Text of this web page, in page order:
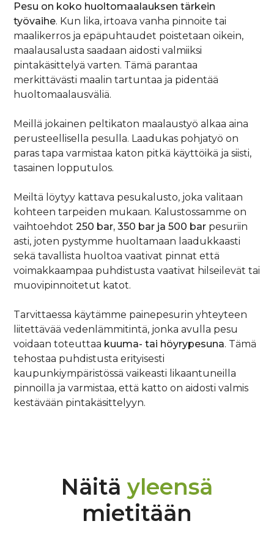
Pesu on koko huoltomaalauksen tärkein
työvaihe. Kun lika, irtoava vanha pinnoite tai
maalikerros ja epäpuhtaudet poistetaan oikein,
maalausalusta saadaan aidosti valmiiksi
pintakäsittelyä varten. Tämä parantaa
merkittävästi maalin tartuntaa ja pidentää
huoltomaalausväliä.
Meillä jokainen peltikaton maalaustyö alkaa aina
perusteellisella pesulla. Laadukas pohjatyö on
paras tapa varmistaa katon pitkä käyttöikä ja siisti,
tasainen lopputulos.
Meiltä löytyy kattava pesukalusto, joka valitaan
kohteen tarpeiden mukaan. Kalustossamme on
vaihtoehdot250 bar, 350 bar ja 500 bar pesuriin
asti, joten pystymme huoltamaan laadukkaasti
sekä tavallista huoltoa vaativat pinnat että
voimakkaampaa puhdistusta vaativat hilseilevät tai
muovipinnoitetut katot.
Tarvittaessa käytämme painepesurin yhteyteen
liitettävää vedenlämmitintä, jonka avulla pesu
voidaan toteuttaa kuuma- tai höyrypesuna. Tämä
tehostaa puhdistusta erityisesti
kaupunkiympäristössä vaikeasti likaantuneilla
pinnoilla ja varmistaa, että katto on aidosti valmis
kestävään pintakäsittelyyn.
Näitä yleensä
mietitään